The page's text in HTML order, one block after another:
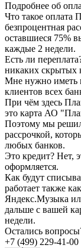
Подробнее об
Что такое оплата
безпроцентная
оставшиеся 75%
каждые 2 недели.
Есть ли
никаких скрытых
Мне нужно иметь
клиентов всех
При чём здесь
это карта АО
Поэтому мы
рассрочкой,
любых банков.
Это кредит? Нет,
оформляется.
Как будут
работает также
Яндекс.Музыка
дальше с вашей
недели.
Остались
+7 (499) 229-41-00